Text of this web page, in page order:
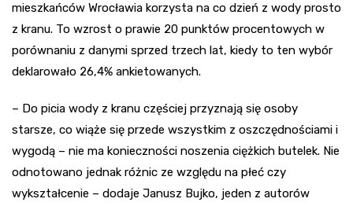
mieszkańców Wrocławia korzysta na co dzień z wody prosto
z kranu. To wzrost o prawie 20 punktów procentowych w
porównaniu z danymi sprzed trzech lat, kiedy to ten wybór
deklarowało 26,4% ankietowanych.
– Do picia wody z kranu częściej przyznają się osoby
starsze, co wiąże się przede wszystkim z oszczędnościami i
wygodą – nie ma konieczności noszenia ciężkich butelek. Nie
odnotowano jednak różnic ze względu na płeć czy
wykształcenie – dodaje Janusz Bujko, jeden z autorów